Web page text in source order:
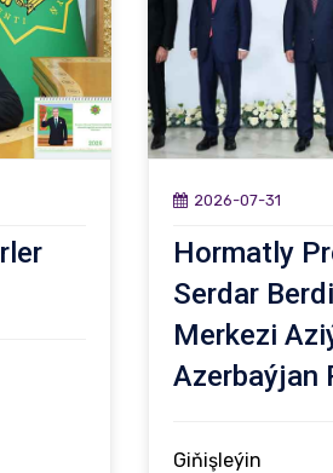
2026-07-31
Hormatly
Serdar
Merkezi
Azerbaýjan
Giňişleýin